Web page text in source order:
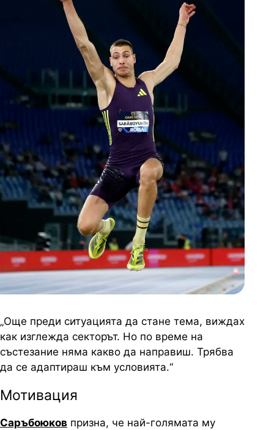
„Още преди ситуацията да стане тема, виждах
как изглежда секторът. Но по време на
състезание няма какво да направиш. Трябва
да се адаптираш към условията.“
Мотивация
Саръбоюков призна, че най-голямата му